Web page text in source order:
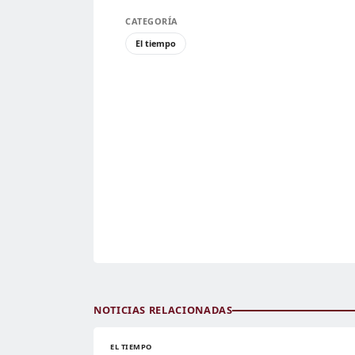
CATEGORÍA
El tiempo
NOTICIAS RELACIONADAS
EL TIEMPO